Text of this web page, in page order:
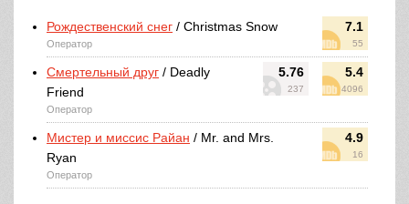
7.1
55
Рождественский снег / Christmas Snow
Оператор
5.76
237
5.4
4096
Смертельный друг / Deadly
Friend
Оператор
4.9
16
Мистер и миссис Райан / Mr. and Mrs.
Ryan
Оператор